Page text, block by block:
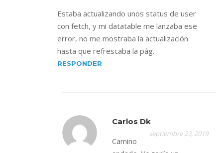
Estaba actualizando unos status de user
con fetch, y mi datatable me lanzaba ese
error, no me mostraba la actualización
hasta que refrescaba la pág.
RESPONDER
Carlos Dk
septiembre 23, 2019
Camino